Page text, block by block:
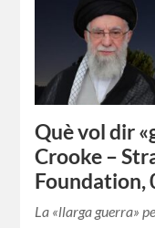
Què vol dir
Crooke –
Foundation,
La «llarga guerra»